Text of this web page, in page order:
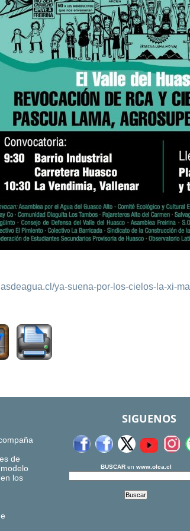
ya-suena-por-los-cielos-la-xi-
de
los
SIGUENOS
BUSCARen www.olca.cl